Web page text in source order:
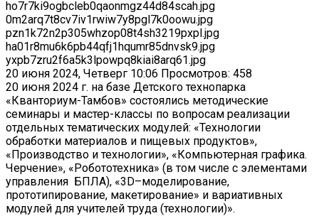
ho7r7ki9ogbcleb0qaonmgz44d84scah.jpg
0m2arq7t8cv7iv1rwiw7y8pgl7k0oowu.jpg
pzn1k72n2p305whzop08t4sh3219pxpl.jpg
ha01r8mu6k6pb44qfj1hqumr85dnvsk9.jpg
yxpb7zru2f6a5k3lpowpq8kiai8arq61.jpg
20 июня 2024, Четверг 10:06 Просмотров: 458
20 июня 2024 г. на базе Детского технопарка
«Кванториум-Тамбов» состоялись методические
семинары и мастер-классы по вопросам реализации
отдельных тематических модулей: «Технологии
обработки материалов и пищевых продуктов»,
«Производство и технологии», «Компьютерная графика.
Черчение», «Робототехника» (в том числе с элементами
управления БПЛА), «3D–моделирование,
прототипирование, макетирование» и вариативных
модулей для учителей труда (технологии)».